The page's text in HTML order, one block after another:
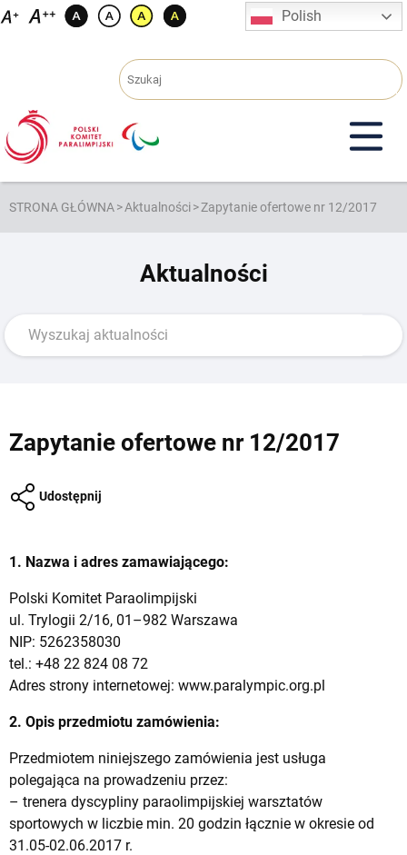
Przejdź
Polish
STRONA GŁÓWNA>Aktualności>Zapytanie ofertowe nr 12/2017
Aktualności
Zapytanie ofertowe nr 12/2017
Udostępnij
1. Nazwa i adres zamawiającego:
Polski Komitet Paraolimpijski
ul. Trylogii 2/16, 01–982 Warszawa
NIP: 5262358030
tel.: +48 22 824 08 72
Adres strony internetowej: www.paralympic.org.pl
2. Opis przedmiotu zamówienia:
Przedmiotem niniejszego zamówienia jest usługa
polegająca na prowadzeniu przez:
– trenera dyscypliny paraolimpijskiej warsztatów
sportowych w liczbie min. 20 godzin łącznie w okresie od
31.05-02.06.2017 r.